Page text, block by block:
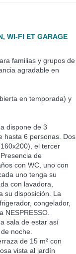
WI-FI ET GARAGE
familias y grupos de
agradable en
en temporada) y
dispone de 3
hasta 6 personas. Dos
el tercer
de
con WC, uno con
uno tenga su
con lavadora,
su disposición. La
congelador,
NESPRESSO.
sala de estar así
noche.
de 15 m² con
vista al jardín